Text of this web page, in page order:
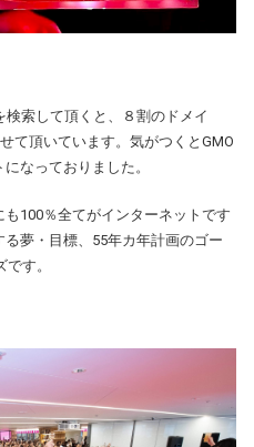
索して頂くと、８割のドメイ
て頂いています。気がつくとGMO
なっておりました。
100％全てがインターネットです
夢・目標、55年カ年計画のゴー
す。